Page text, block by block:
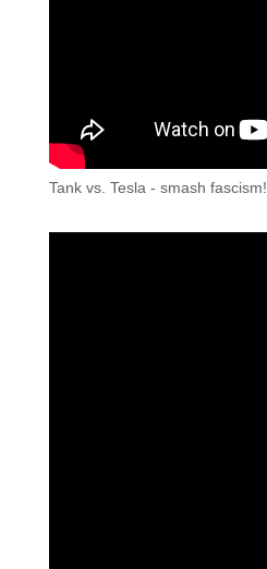
Tank vs. Tesla - smash fascism!